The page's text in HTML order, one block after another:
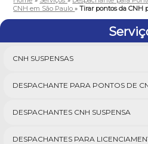
CNH em São Paulo»Tirar pontos da CNH
CNH SUSPENSAS
DESPACHANTE PARA PONTOS DE
DESPACHANTES CNH SUSPENSA
DESPACHANTES PARA